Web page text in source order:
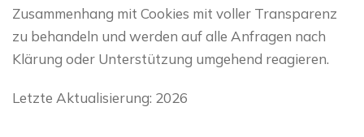
Zusammenhang mit Cookies mit voller Transparenz
zu behandeln und werden auf alle Anfragen nach
Klärung oder Unterstützung umgehend reagieren.
Letzte Aktualisierung: 2026